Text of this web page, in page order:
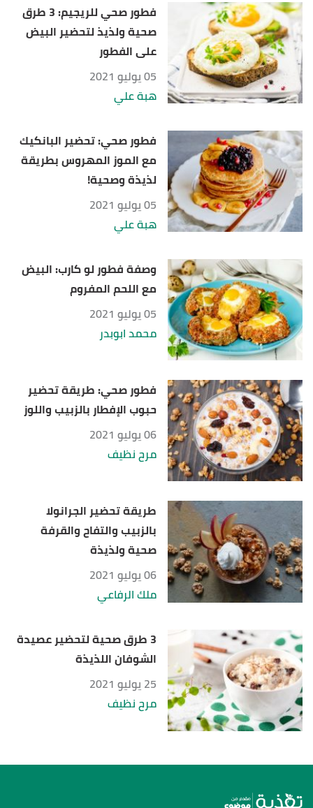
فطور صحي للريجيم: 3 طرق
صحية ولذيذ لتحضير البيض
على الفطور
05 يوليو 2021
هبة علي
فطور صحي: تحضير البانكيك
مع الموز المهروس بطريقة
لذيذة وصحية!
05 يوليو 2021
هبة علي
وصفة فطور لو كارب: البيض
مع اللحم المفروم
05 يوليو 2021
محمد ابوبدر
فطور صحي: طريقة تحضير
حبوب الإفطار بالزبيب واللوز
06 يوليو 2021
مرح نظيف
طريقة تحضير الجرانولا
بالزبيب والتفاح والقرفة
صحية ولذيذة
06 يوليو 2021
ملك الرفاعي
3 طرق صحية لتحضير عصيدة
الشوفان اللذيذة
25 يوليو 2021
مرح نظيف